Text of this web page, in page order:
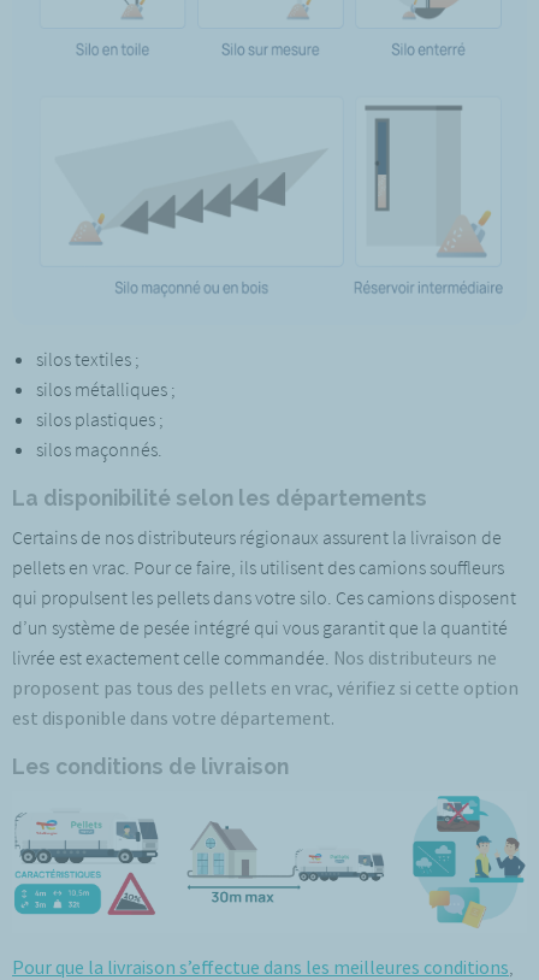
silos textiles ;
silos métalliques ;
silos plastiques ;
silos maçonnés.
La disponibilité selon les départements
Certains de nos distributeurs régionaux assurent la livraison de
pellets en vrac. Pour ce faire, ils utilisent des camions souffleurs
qui propulsent les pellets dans votre silo. Ces camions disposent
d’un système de pesée intégré qui vous garantit que la quantité
livrée est exactement celle commandée. Nos distributeurs ne
proposent pas tous des pellets en vrac, vérifiez si cette option
est disponible dans votre département.
Les conditions de livraison
Pour que la livraison s’effectue dans les meilleures conditions